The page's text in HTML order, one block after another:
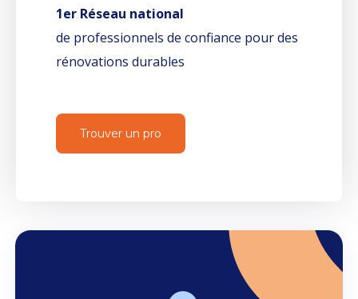
1er Réseau national
de professionnels de confiance pour des
rénovations durables
Trouver un pro